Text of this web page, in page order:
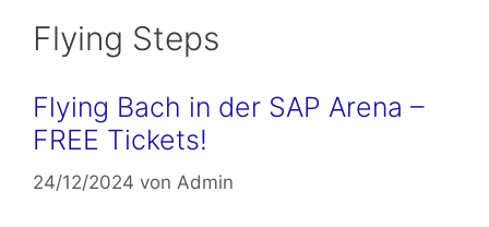
Flying Steps
Flying Bach in der SAP Arena –
FREE Tickets!
24/12/2024 von Admin